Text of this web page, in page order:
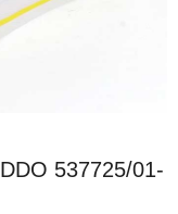
537725/01-